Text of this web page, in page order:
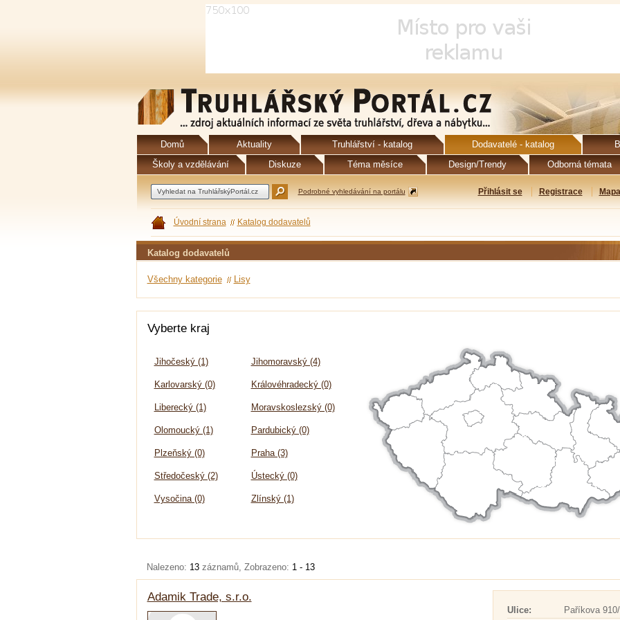
Domů Aktuality Truhlářství - katalog Dodavatelé - katalog
Školy a vzdělávání
Diskuze Téma měsíce Design/Trendy Odborná témata
Podrobné vyhledávání na portálu Přihlásit se Registrace
Úvodní strana Katalog dodavatelů
Katalog dodavatelů
Všechny kategorie Lisy
Vyberte kraj
Jihočeský (1) Jihomoravský (4)
Karlovarský (0) Královéhradecký (0)
Liberecký (1) Moravskoslezský (0)
Olomoucký (1) Pardubický (0)
Plzeňský (0) Praha (3)
Středočeský (2) Ústecký (0)
Vysočina (0) Zlínský (1)
Nalezeno: 13 záznamů, Zobrazeno: 1 - 13
Adamik Trade, s.r.o.
Ulice: Paříkova